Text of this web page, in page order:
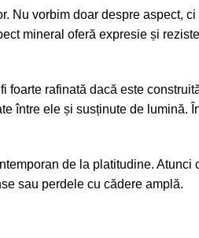
Nu vorbim doar despre
mineral oferă expresie și
rafinată dacă este
între ele și susținute de
de la platitudine.
sau perdele cu cădere amplă.